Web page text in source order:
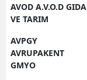
AVOD A.V.O.D GIDA
VE TARIM
AVPGY
AVRUPAKENT
GMYO